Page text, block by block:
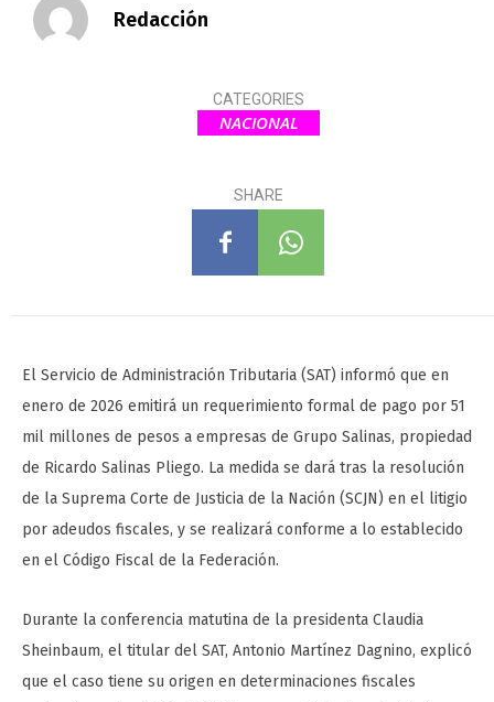
Redacción
CATEGORIES
NACIONAL
SHARE
El Servicio de Administración Tributaria (SAT) informó que en
enero de 2026 emitirá un requerimiento formal de pago por 51
mil millones de pesos a empresas de Grupo Salinas, propiedad
de Ricardo Salinas Pliego. La medida se dará tras la resolución
de la Suprema Corte de Justicia de la Nación (SCJN) en el litigio
por adeudos fiscales, y se realizará conforme a lo establecido
en el Código Fiscal de la Federación.
Durante la conferencia matutina de la presidenta Claudia
Sheinbaum, el titular del SAT, Antonio Martínez Dagnino, explicó
que el caso tiene su origen en determinaciones fiscales